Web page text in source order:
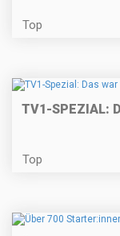
Top
TV1-SPEZIAL:
Top